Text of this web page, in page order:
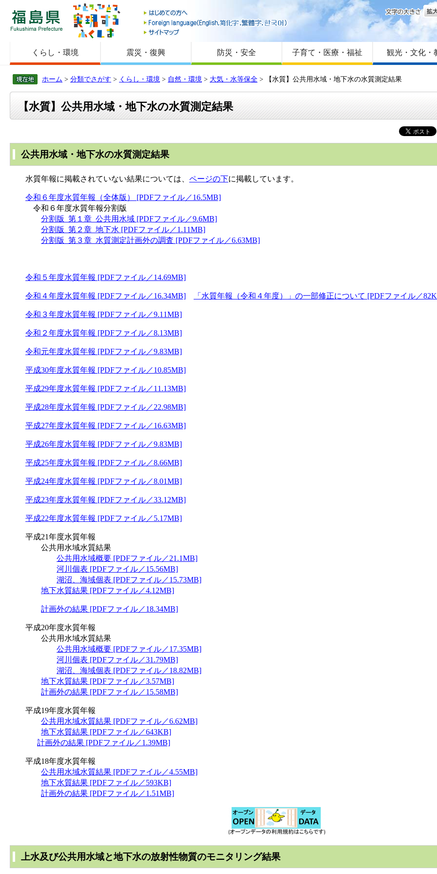
福島県
はじめての方へ
Foreign language
サイトマップ
文字
くらし・環境 震災・復興 防災・安全 子育て・医療・福祉 観光・文化・
ホーム > 分類でさがす > くらし・環境 > 自然・環境 > 大気・水等保全 > 【水質】公共用水域・地下水の水質測定結果
【水質】公共用水域・地下水の水質測定結果
公共用水域・地下水の水質測定結果
水質年報に掲載されていない結果については、 ページの下に掲載しています。
令和６年度水質年報（全体版） [PDFファイル／16.5MB]
令和６年度水質年報分割版
分割版_第１章_公共用水域 [PDFファイル／9.6MB]
分割版_第２章_地下水 [PDFファイル／1.11MB]
分割版_第３章_水質測定計画外の調査 [PDFファイル／6.63MB]
令和５年度水質年報 [PDFファイル／14.69MB]
令和４年度水質年報 [PDFファイル／16.34MB] 「水質年報（令和４年度）」の一部修正について [PDFファイル／
令和３年度水質年報 [PDFファイル／9.11MB]
令和２年度水質年報 [PDFファイル／8.13MB]
令和元年度水質年報 [PDFファイル／9.83MB]
平成30年度水質年報 [PDFファイル／10.85MB]
平成29年度水質年報 [PDFファイル／11.13MB]
平成28年度水質年報 [PDFファイル／22.98MB]
平成27年度水質年報 [PDFファイル／16.63MB]
平成26年度水質年報 [PDFファイル／9.83MB]
平成25年度水質年報 [PDFファイル／8.66MB]
平成24年度水質年報 [PDFファイル／8.01MB]
平成23年度水質年報 [PDFファイル／33.12MB]
平成22年度水質年報 [PDFファイル／5.17MB]
平成21年度水質年報
公共用水域水質結果
公共用水域概要 [PDFファイル／21.1MB]
河川個表 [PDFファイル／15.56MB]
湖沼、海域個表 [PDFファイル／15.73MB]
地下水質結果 [PDFファイル／4.12MB]
計画外の結果 [PDFファイル／18.34MB]
平成20年度水質年報
公共用水域水質結果
公共用水域概要 [PDFファイル／17.35MB]
河川個表 [PDFファイル／31.79MB]
湖沼、海域個表 [PDFファイル／18.82MB]
地下水質結果 [PDFファイル／3.57MB]
計画外の結果 [PDFファイル／15.58MB]
平成19年度水質年報
公共用水域水質結果 [PDFファイル／6.62MB]
地下水質結果 [PDFファイル／643KB]
計画外の結果 [PDFファイル／1.39MB]
平成18年度水質年報
公共用水域水質結果 [PDFファイル／4.55MB]
地下水質結果 [PDFファイル／593KB]
計画外の結果 [PDFファイル／1.51MB]
上水及び公共用水域と地下水の放射性物質のモニタリング結果